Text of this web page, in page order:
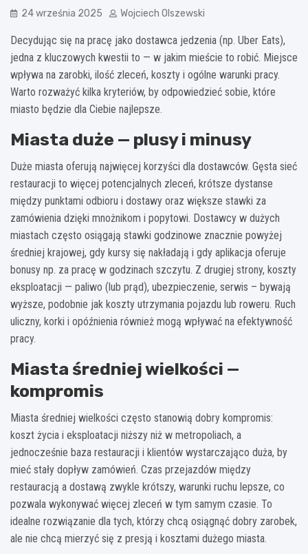
24 września 2025 Wojciech Olszewski
Decydując się na pracę jako dostawca jedzenia (np. Uber Eats),
jedna z kluczowych kwestii to — w jakim mieście to robić. Miejsce
wpływa na zarobki, ilość zleceń, koszty i ogólne warunki pracy.
Warto rozważyć kilka kryteriów, by odpowiedzieć sobie, które
miasto będzie dla Ciebie najlepsze.
Miasta duże — plusy i minusy
Duże miasta oferują najwięcej korzyści dla dostawców. Gęsta sieć
restauracji to więcej potencjalnych zleceń, krótsze dystanse
między punktami odbioru i dostawy oraz większe stawki za
zamówienia dzięki mnożnikom i popytowi. Dostawcy w dużych
miastach często osiągają stawki godzinowe znacznie powyżej
średniej krajowej, gdy kursy się nakładają i gdy aplikacja oferuje
bonusy np. za pracę w godzinach szczytu. Z drugiej strony, koszty
eksploatacji — paliwo (lub prąd), ubezpieczenie, serwis – bywają
wyższe, podobnie jak koszty utrzymania pojazdu lub roweru. Ruch
uliczny, korki i opóźnienia również mogą wpływać na efektywność
pracy.
Miasta średniej wielkości —
kompromis
Miasta średniej wielkości często stanowią dobry kompromis:
koszt życia i eksploatacji niższy niż w metropoliach, a
jednocześnie baza restauracji i klientów wystarczająco duża, by
mieć stały dopływ zamówień. Czas przejazdów między
restauracją a dostawą zwykle krótszy, warunki ruchu lepsze, co
pozwala wykonywać więcej zleceń w tym samym czasie. To
idealne rozwiązanie dla tych, którzy chcą osiągnąć dobry zarobek,
ale nie chcą mierzyć się z presją i kosztami dużego miasta.